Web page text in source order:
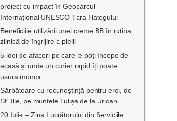
proiect cu impact în Geoparcul
Internațional UNESCO Țara Hațegului
Beneficiile utilizării unei creme BB în rutina
zilnică de îngrijire a pielii
5 idei de afaceri pe care le poți începe de
acasă și unde un curier rapid îți poate
ușura munca
Sărbătoare cu recunoștință pentru eroi, de
Sf. Ilie, pe muntele Tulișa de la Uricani
20 Iulie – Ziua Lucrătorului din Serviciile